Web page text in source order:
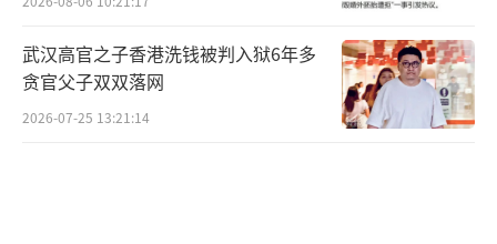
武汉高官之子香港洗钱被判入狱6年多
贪官父子双双落网
2026-07-25 13:21:14